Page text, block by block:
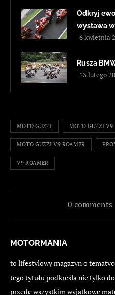
Odkryj
wystawa
6 kwietnia
Rusza
13 lutego
MOTO GUZZI MOTO GUZZI V9
MOTO GUZZI V9 ROAMER
V9 ROAMER
0 comments
MOTORMANIA
to lifestylowy magazyn o
tego tytułu podkreśla nie tylko
przede wszystkim wyjątkowe